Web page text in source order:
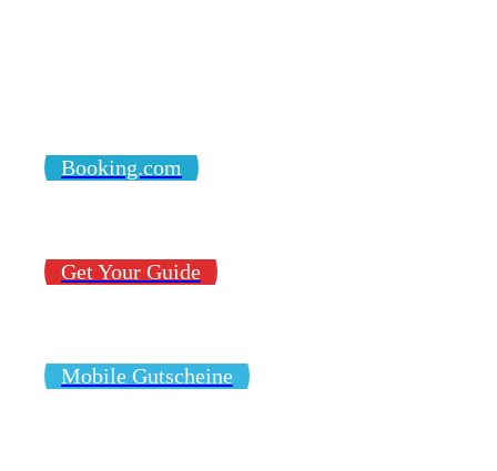
Booking.com
Get Your Guide
Mobile Gutscheine